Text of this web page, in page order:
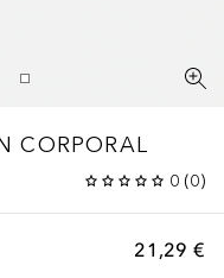
CORPORAL
0 (0)
21,29 €